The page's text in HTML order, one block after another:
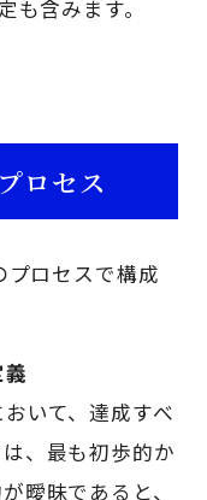
も含みます。
ロセス
プロセスで構成
いて、達成すべ
、最も初歩的か
曖昧であると、